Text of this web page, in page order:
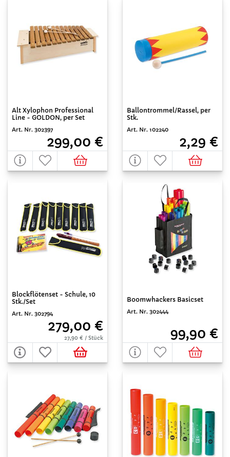
Alt Xylophon Professional
Line - GOLDON, per Set
Art. Nr. 302397
299,00 €
Ballontrommel/Rassel, per
Stk.
Art. Nr. 102240
2,29 €
Blockflötenset - Schule, 10
Stk./Set
Art. Nr. 302794
279,00 €
27,90 € / Stück
Boomwhackers Basicset
Art. Nr. 302444
99,90 €